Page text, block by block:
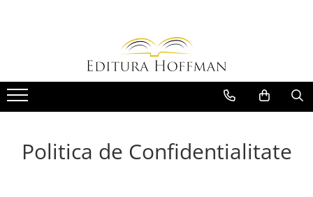
Bibliografie scolara
Carti pentru copii
Artele spectacolului
Biblioteca Hoffman
Hoffman Clasic
Hoffman Educational
Hoffman Esential XX
Politica de Confidentialitate